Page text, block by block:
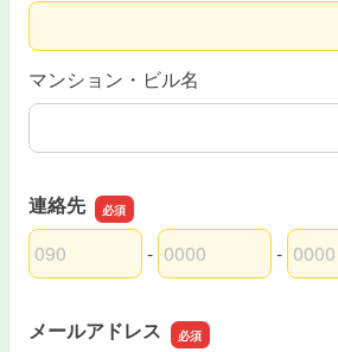
マンション・ビル名
連絡先
連絡先の市外局番
-
連絡先の市内局番 -
連絡先の加入者番号
メールアドレス